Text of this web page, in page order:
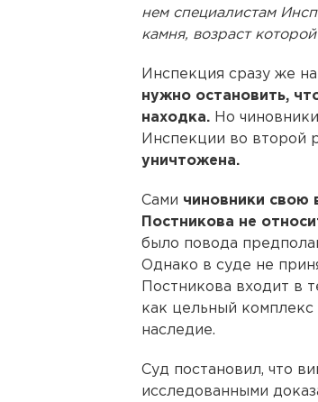
нем специалистам
камня, возраст
Инспекция сразу же
нужно остановить,
находка. Но
Инспекции во второй
уничтожена.
Сами чиновники свою
Постникова не
было повода
Однако в суде не
Постникова входит в
как цельный комплекс
наследие.
Суд постановил, что
исследованными